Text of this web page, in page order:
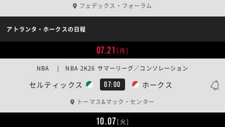
フェデックス・フォーラム
アトランタ・ホークスの日程
07.21 [月]
セルティックス 07:00 ホークス
NBA | NBA 2K26 サマーリーグ／コンソレーション
トーマス&マック・センター
10.07[火]